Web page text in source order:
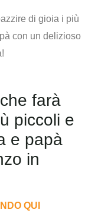
farà
piccoli e
e papà
in
QUI